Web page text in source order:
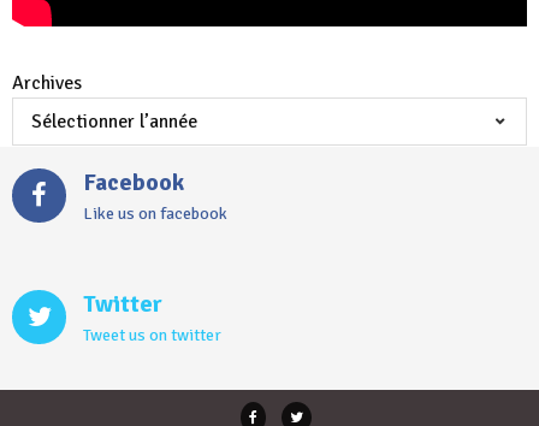
Archives
Facebook
Like us on facebook
Twitter
Tweet us on twitter